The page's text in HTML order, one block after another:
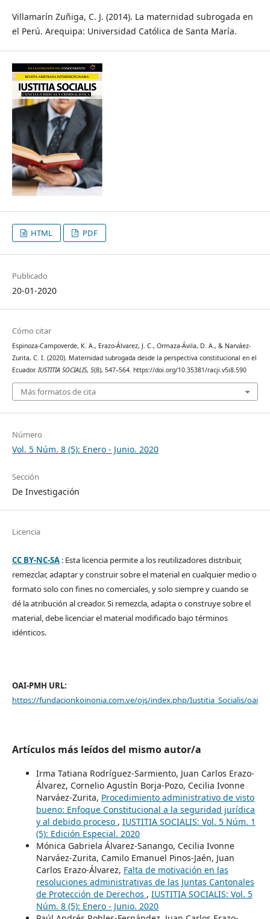
Villamarín Zuñiga, C. J. (2014). La maternidad subrogada en
el Perú. Arequipa: Universidad Católica de Santa María.
HTML PDF
Publicado
20-01-2020
Cómo citar
Espinoza-Campoverde, K. A., Erazo-Álvarez, J. C., Ormaza-Ávila, D. A., & Narváez-
Zurita, C. I. (2020). Maternidad subrogada desde la perspectiva constitucional en el
Ecuador. IUSTITIA SOCIALIS, 5(8), 547–564. https://doi.org/10.35381/racji.v5i8.590
Más formatos de cita
Número
Vol. 5 Núm. 8 (5): Enero - Junio. 2020
Sección
De Investigación
Licencia
CC BY-NC-SA: Esta licencia permite a los reutilizadores distribuir,
remezclar, adaptar y construir sobre el material en cualquier medio o
formato solo con fines no comerciales, y solo siempre y cuando se
dé la atribución al creador. Si remezcla, adapta o construye sobre el
material, debe licenciar el material modificado bajo términos
idénticos.
OAI-PMH URL:
https://fundacionkoinonia.com.ve/ojs/index.php/Iustitia_Socialis/oai
Artículos más leídos del mismo autor/a
Irma Tatiana Rodríguez-Sarmiento, Juan Carlos Erazo-
Álvarez, Cornelio Agustín Borja-Pozo, Cecilia Ivonne
Narváez-Zurita, Procedimiento administrativo de visto
bueno: Enfoque Constitucional a la seguridad jurídica
y al debido proceso , IUSTITIA SOCIALIS: Vol. 5 Núm. 1
(5): Edición Especial. 2020
Mónica Gabriela Álvarez-Sanango, Cecilia Ivonne
Narváez-Zurita, Camilo Emanuel Pinos-Jaén, Juan
Carlos Erazo-Álvarez, Falta de motivación en las
resoluciones administrativas de las Juntas Cantonales
de Protección de Derechos , IUSTITIA SOCIALIS: Vol. 5
Núm. 8 (5): Enero - Junio. 2020